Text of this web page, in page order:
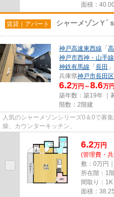
面積：
賃貸｜アパート シャーメゾンＹ
神戸高速東西線 「
神戸市西神・山手線
神鉄有馬線 「 長田
兵庫県神戸市長田区
6.2万円～8.6万円
築年数：築19年 ｜
階数：2階建
人気のシャーメゾンシリーズ0＆0で募
燥、カウンターキッチン、
6.2万円
(管理費・
敷：0万円
所在階：1
間取り：1K
面積：